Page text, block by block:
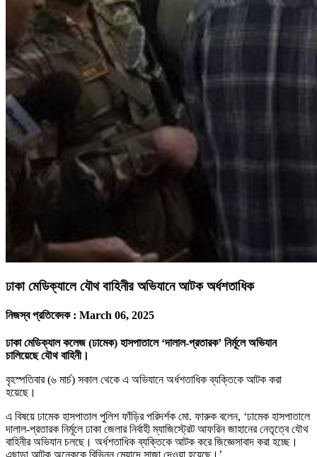
ঢাকা মেডিক্যালে যৌথ বাহিনীর অভিযানে আটক অর্ধশতাধিক
নিজস্ব প্রতিবেদক : March 06, 2025
ঢাকা মেডিক্যাল কলেজ (ঢামেক) হাসপাতালে ‘দালাল-প্রতারক’ নির্মূলে অভিযান
চালিয়েছে যৌথ বাহিনী।
বৃহস্পতিবার (৬ মার্চ) সকাল থেকে এ অভিযানে অর্ধশতাধিক ব্যক্তিকে আটক করা
হয়েছে।
এ বিষয়ে ঢামেক হাসপাতাল পুলিশ ফাঁড়ির পরিদর্শক মো. ফারুক বলেন, ‘ঢামেক হাসপাতালে
দালাল-প্রতারক নির্মূলে ঢাকা জেলার নির্বাহী ম্যাজিস্ট্রেট আফরিন জাহানের নেতৃত্বে যৌথ
বাহিনীর অভিযান চলছে। অর্ধশতাধিক ব্যক্তিকে আটক করে জিজ্ঞেসাবাদ করা হচ্ছে।